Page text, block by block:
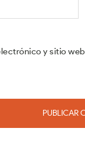
y sitio